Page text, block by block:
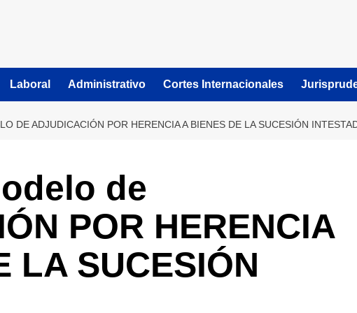
Laboral Administrativo Cortes Internacionales
DE ADJUDICACIÓN POR HERENCIA A BIENES DE LA SUCESIÓN
de
POR HERENCIA
LA SUCESIÓN